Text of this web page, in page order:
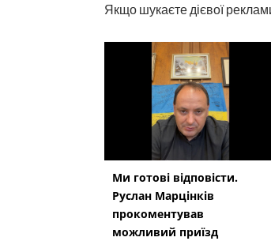
Якщо шукаєте дієвої
Ми готові відповісти.
Руслан Марцінків
прокоментував
можливий приїзд